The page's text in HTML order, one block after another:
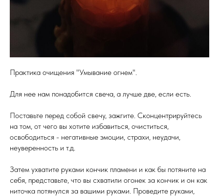
Практика очищения "Умывание огнем".
Для нее нам понадобится свеча, а лучше две, если есть.
Поставьте перед собой свечу, зажгите. Сконцентрируйтесь
на том, от чего вы хотите избавиться, очиститься,
освободиться - негативные эмоции, страхи, неудачи,
неуверенность и т.д.
Затем ухватите руками кончик пламени и как бы потяните на
себя, представьте, что вы схватили огонек за кончик и он как
ниточка потянулся за вашими руками. Проведите руками,